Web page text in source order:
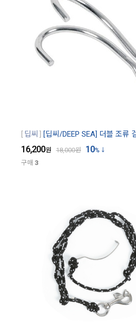
딥씨 [딥씨/DEEP SEA] 더블 조류
16,200원 18,000원 10%
구매 3